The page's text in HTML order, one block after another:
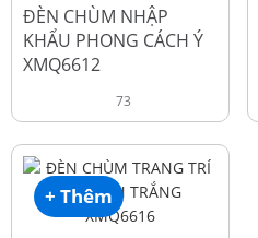
ĐÈN CHÙM NHẬP
KHẨU PHONG CÁCH Ý
XMQ6612
73
+ Thêm